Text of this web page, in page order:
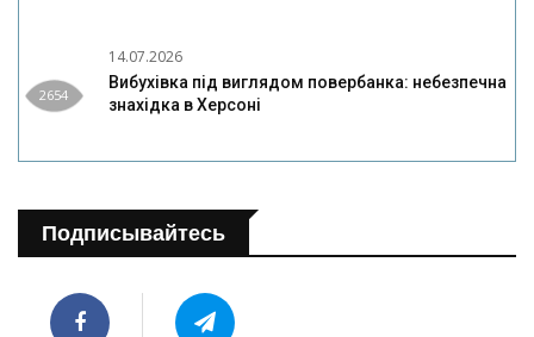
2654
14.07.2026
Вибухівка під виглядом повербанка: небезпечна
знахідка в Херсоні
Подписывайтесь